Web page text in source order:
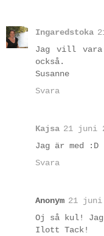
Ingaredstoka
Jag vill vara
också.
Susanne
Svara
Kajsa 21 juni
Jag är med :D
Svara
Anonym 21 juni
Oj så kul!
Ilott Tack!